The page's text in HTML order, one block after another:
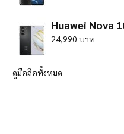
Huawei Nova
24,990 บาท
ดูมือถือทั้งหมด